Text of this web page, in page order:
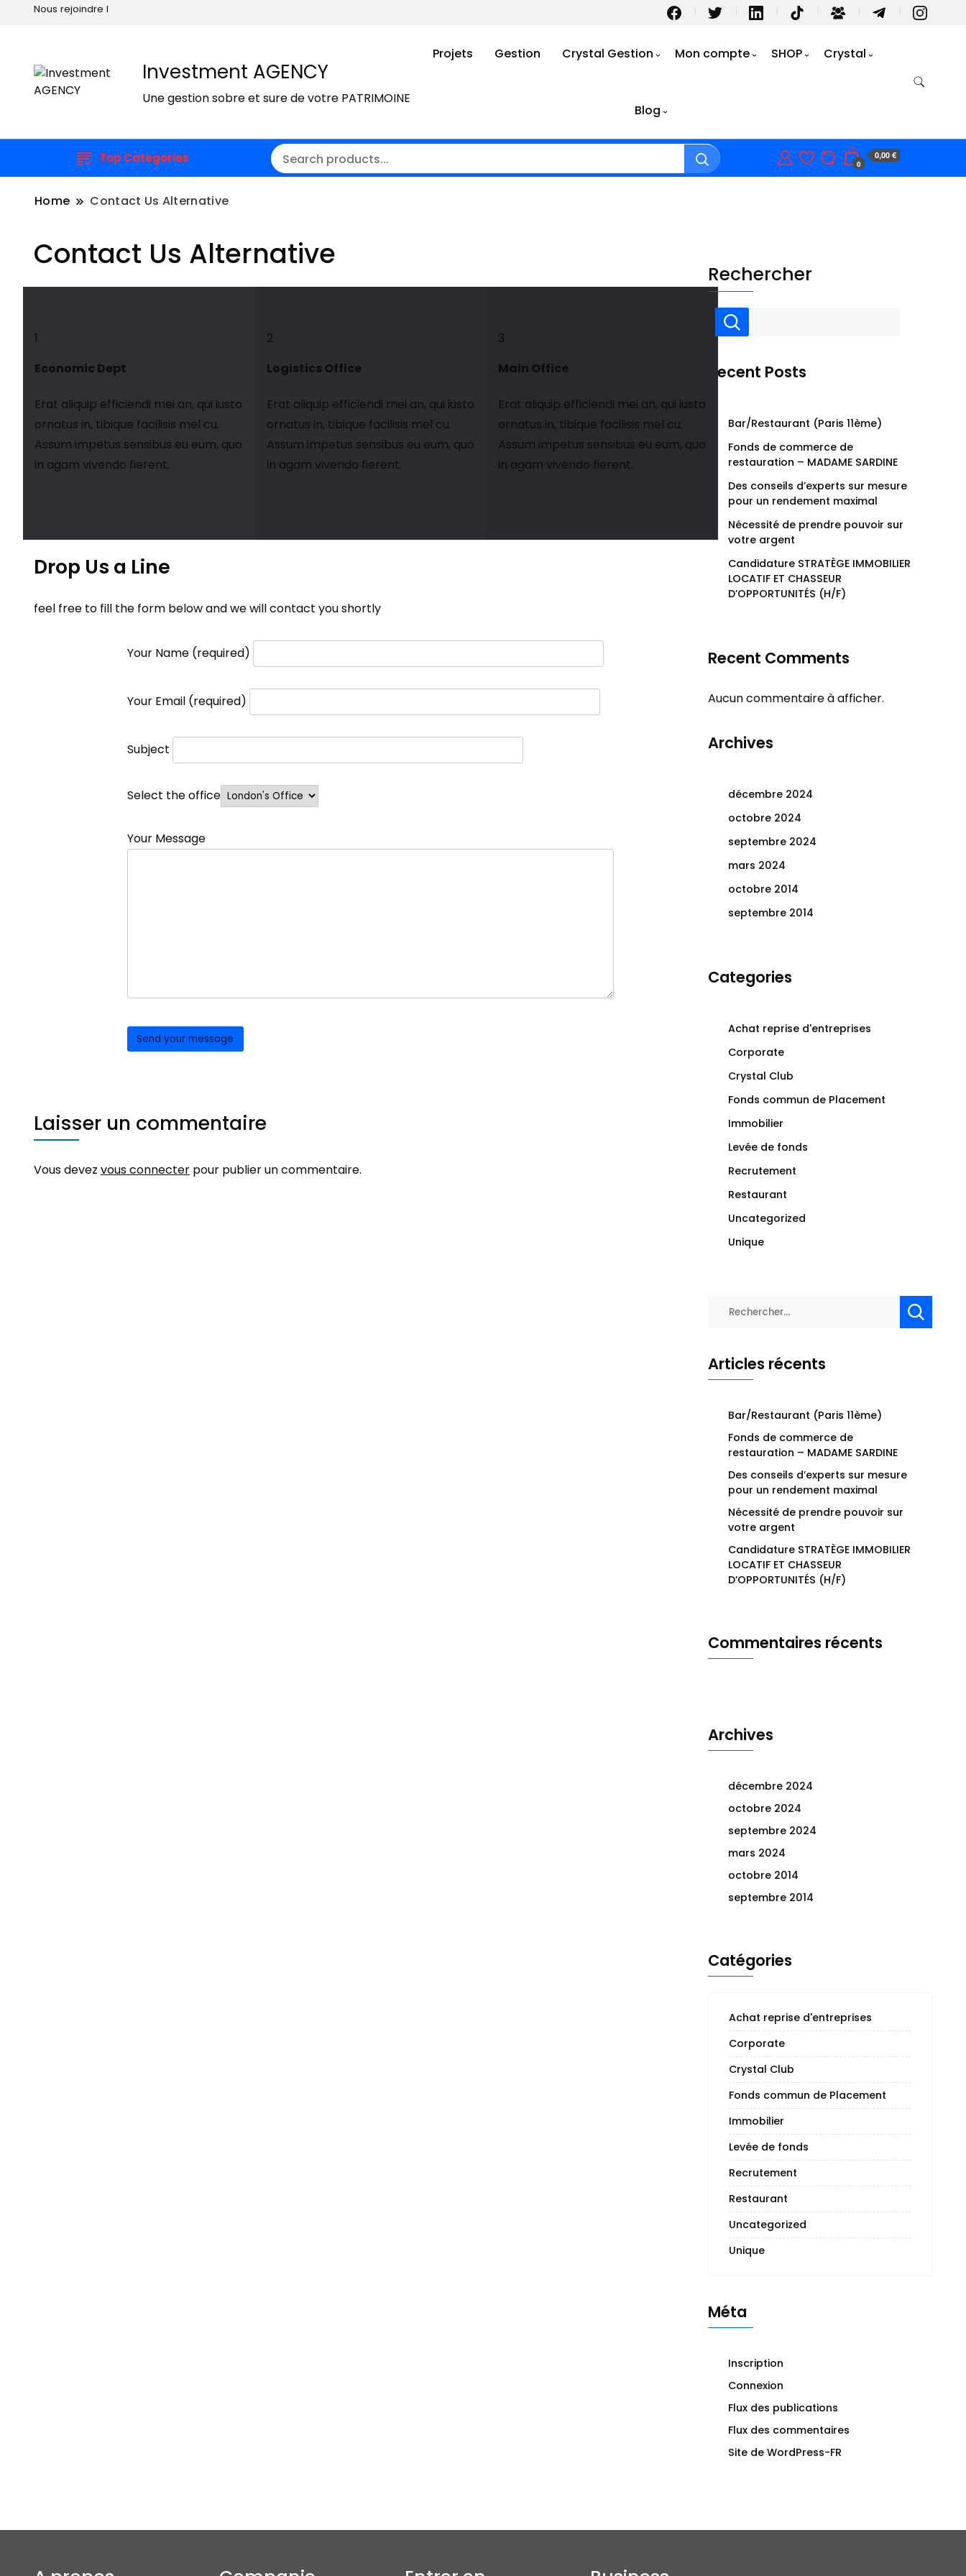
Nous rejoindre I
Investment AGENCY
Une gestion sobre et sure de votre PATRIMOINE
Projets Gestion Crystal Gestion Mon compte SHOP Crystal
Blog
Top Categories 0
0,00 €
Home Contact Us Alternative
Contact Us Alternative
1
Economic Dept
Erat aliquip efficiendi mei an, qui iusto
ornatus in, tibique facilisis mel cu.
Assum impetus sensibus eu eum, quo
in agam vivendo fierent.
2
Logistics Office
Erat aliquip efficiendi mei an, qui iusto
ornatus in, tibique facilisis mel cu.
Assum impetus sensibus eu eum, quo
in agam vivendo fierent.
3
Main Office
Erat aliquip efficiendi mei an, qui iusto
ornatus in, tibique facilisis mel cu.
Assum impetus sensibus eu eum, quo
in agam vivendo fierent.
Drop Us a Line
feel free to fill the form below and we will contact you shortly
Your Name (required)
Your Email (required)
Subject
Select the office
Your Message
Laisser un commentaire
Vous devez vous connecter pour publier un commentaire.
Rechercher
Recent Posts
Bar/Restaurant (Paris 11ème)
Fonds de commerce de
restauration – MADAME SARDINE
Des conseils d’experts sur mesure
pour un rendement maximal
Nécessité de prendre pouvoir sur
votre argent
Candidature STRATÈGE IMMOBILIER
LOCATIF ET CHASSEUR
D’OPPORTUNITÉS (H/F)
Recent Comments
Aucun commentaire à afficher.
Archives
décembre 2024
octobre 2024
septembre 2024
mars 2024
octobre 2014
septembre 2014
Categories
Achat reprise d'entreprises
Corporate
Crystal Club
Fonds commun de Placement
Immobilier
Levée de fonds
Recrutement
Restaurant
Uncategorized
Unique
Rechercher :
Articles récents
Bar/Restaurant (Paris 11ème)
Fonds de commerce de
restauration – MADAME SARDINE
Des conseils d’experts sur mesure
pour un rendement maximal
Nécessité de prendre pouvoir sur
votre argent
Candidature STRATÈGE IMMOBILIER
LOCATIF ET CHASSEUR
D’OPPORTUNITÉS (H/F)
Commentaires récents
Archives
décembre 2024
octobre 2024
septembre 2024
mars 2024
octobre 2014
septembre 2014
Catégories
Achat reprise d'entreprises
Corporate
Crystal Club
Fonds commun de Placement
Immobilier
Levée de fonds
Recrutement
Restaurant
Uncategorized
Unique
Méta
Inscription
Connexion
Flux des publications
Flux des commentaires
Site de WordPress-FR